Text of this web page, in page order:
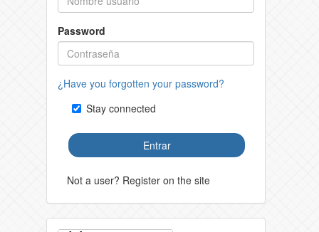
Password
¿Have you forgotten your password?
Stay connected
Entrar
Not a user? Register on the site